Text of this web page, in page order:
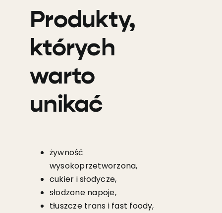
Produkty,
których
warto
unikać
żywność
wysokoprzetworzona,
cukier i słodycze,
słodzone napoje,
tłuszcze trans i fast foody,